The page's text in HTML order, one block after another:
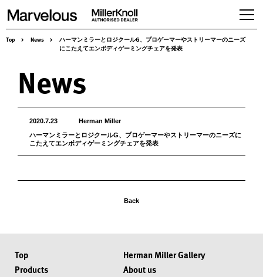
Products
Seating
Tables,desking & Storage
Accessories
Herman Miller Gallery
About us
News
Case studies
Online store
Top > News >
ハーマンミラーとロジクールG、プロゲーマーやストリーマーのニーズ
にこたえてエンボディゲーミングチェアを発表
News
2020.7.23
Herman Miller
ハーマンミラーとロジクールG、プロゲーマーやストリーマーのニーズに
こたえてエンボディゲーミングチェアを発表
Back
Top
Products
Herman Miller Gallery
About us